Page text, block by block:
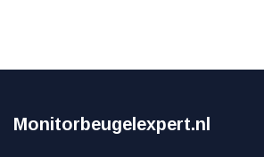
Monitorbeugelexpert.nl